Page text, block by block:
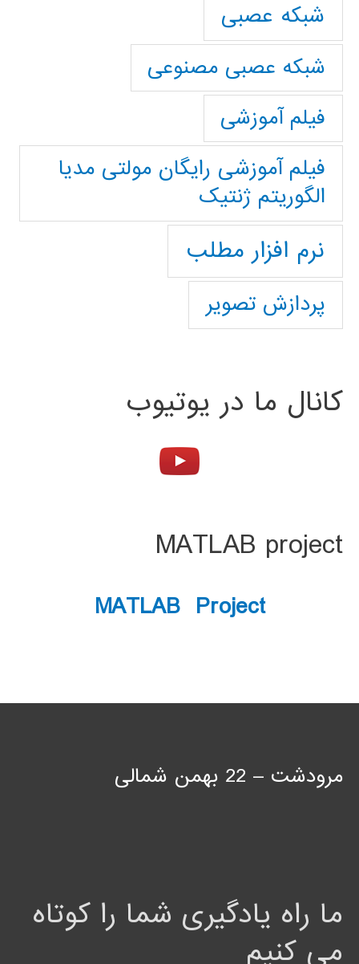
شبکه عصبی
شبکه عصبی مصنوعی
فیلم آموزشی
فیلم آموزشی رایگان مولتی مدیا
الگوریتم ژنتیک
نرم افزار مطلب
پردازش تصویر
کانال ما در یوتیوب
MATLAB project
MATLAB Project
مرودشت – 22 بهمن شمالی
ما راه یادگیری شما را کوتاه
می کنیم